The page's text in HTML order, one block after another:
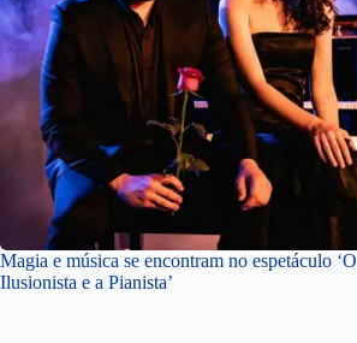
Magia e música se encontram no espetáculo ‘O
Ilusionista e a Pianista’